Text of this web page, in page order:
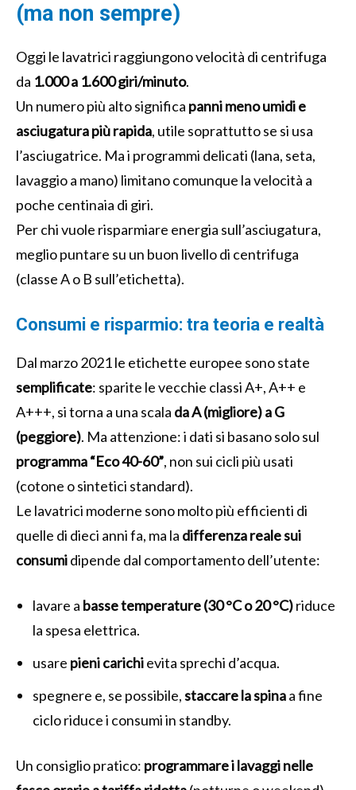
(ma non sempre)
Oggi le lavatrici raggiungono velocità di centrifuga
da 1.000 a 1.600 giri/minuto.
Un numero più alto significa panni meno umidi e
asciugatura più rapida, utile soprattutto se si usa
l’asciugatrice. Ma i programmi delicati (lana, seta,
lavaggio a mano) limitano comunque la velocità a
poche centinaia di giri.
Per chi vuole risparmiare energia sull’asciugatura,
meglio puntare su un buon livello di centrifuga
(classe A o B sull’etichetta).
Consumi e risparmio: tra teoria e realtà
Dal marzo 2021 le etichette europee sono state
semplificate: sparite le vecchie classi A+, A++ e
A+++, si torna a una scala da A (migliore) a G
(peggiore). Ma attenzione: i dati si basano solo sul
programma “Eco 40-60”, non sui cicli più usati
(cotone o sintetici standard).
Le lavatrici moderne sono molto più efficienti di
quelle di dieci anni fa, ma la differenza reale sui
consumidipende dal comportamento dell’utente:
lavare a basse temperature (30 °C o 20 °C)riduce
la spesa elettrica.
usare pieni carichievita sprechi d’acqua.
spegnere e, se possibile,staccare la spinaa fine
ciclo riduce i consumi in standby.
Un consiglio pratico: programmare i lavaggi nelle